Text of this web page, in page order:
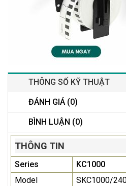
THÔNG SỐ KỸ THUẬT
ĐÁNH GIÁ (0)
BÌNH LUẬN (0)
THÔNG TIN
Series
KC1000
Model
SKC1000/